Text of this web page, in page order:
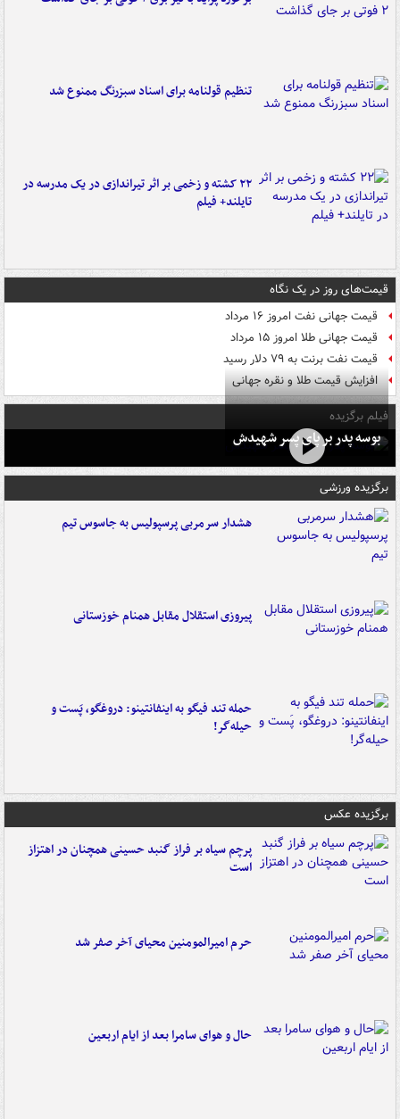
تنظیم قولنامه برای اسناد سبزرنگ ممنوع شد
۲۲ کشته و زخمی بر اثر تیراندازی در یک مدرسه در
تایلند+ فیلم
قیمت‌های روز در یک نگاه
قیمت جهانی نفت امروز ۱۶ مرداد
قیمت جهانی طلا امروز ۱۵ مرداد
قیمت نفت برنت به ۷۹ دلار رسید
افزایش قیمت طلا و نقره جهانی
فیلم برگزیده
بوسه‌ پدر بر پای پسر شهیدش
برگزیده ورزشی
هشدار سرمربی پرسپولیس به جاسوس تیم
پیروزی استقلال مقابل همنام خوزستانی
حمله تند فیگو به اینفانتینو: دروغگو، پَست‌ و
حیله‌گر!
برگزیده عکس
پرچم سیاه بر فراز گنبد حسینی همچنان در اهتزاز
است
حرم امیرالمومنین محیای آخر صفر شد
حال و هوای سامرا بعد از ایام اربعین